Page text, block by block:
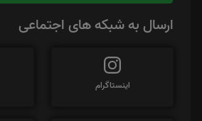
ارسال به شبکه های اجتماعی
اینستاگرام